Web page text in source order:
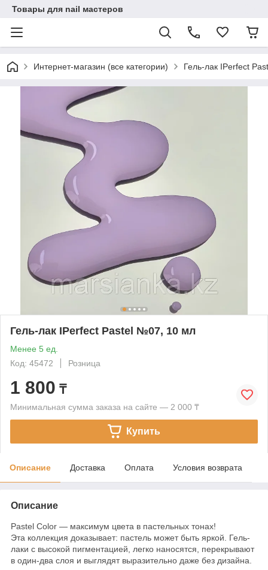
Товары для nail мастеров
Интернет-магазин (все категории) Гель-лак IPerfect
Гель-лак IPerfect Pastel №07, 10 мл
Менее 5 ед.
Код: 45472
Розница
1 800 ₸
Минимальная сумма заказа на сайте — 2 000 ₸
Купить
Описание Доставка Оплата Условия возврата
Описание
Pastel Color — максимум цвета в пастельных тонах!
Эта коллекция доказывает: пастель может быть яркой. Гель-
лаки с высокой пигментацией, легко наносятся, перекрывают
в один-два слоя и выглядят выразительно даже без дизайна.